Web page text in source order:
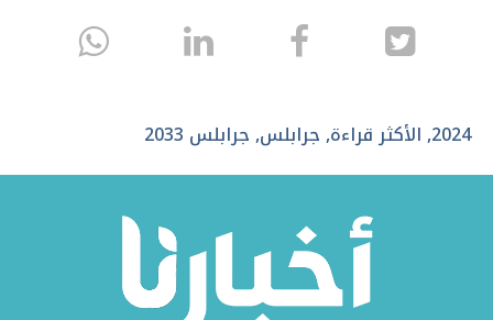
انشر
تويتر
انشر
الفيسبوك
انشر
لينكد 2024
,الأكثر قراءة,جرابلس,جرابلس 2033